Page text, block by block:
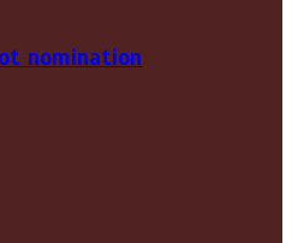
nomination